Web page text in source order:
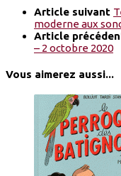
Article suivant
moderne aux
Article
– 2 octobre 2020
Vous aimerez aussi...